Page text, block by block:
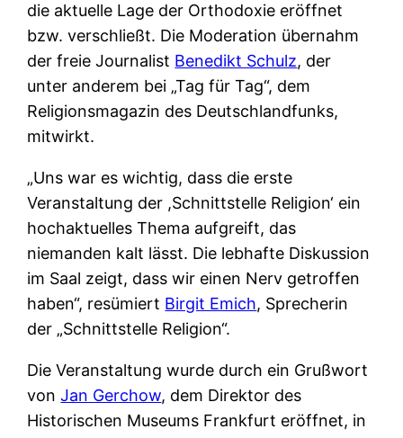
die aktuelle Lage der Orthodoxie eröffnet
bzw. verschließt. Die Moderation übernahm
der freie Journalist Benedikt Schulz, der
unter anderem bei „Tag für Tag“, dem
Religionsmagazin des Deutschlandfunks,
mitwirkt.
„Uns war es wichtig, dass die erste
Veranstaltung der ,Schnittstelle Religion‘ ein
hochaktuelles Thema aufgreift, das
niemanden kalt lässt. Die lebhafte Diskussion
im Saal zeigt, dass wir einen Nerv getroffen
haben“, resümiert Birgit Emich, Sprecherin
der „Schnittstelle Religion“.
Die Veranstaltung wurde durch ein Grußwort
vonJan Gerchow, dem Direktor des
Historischen Museums Frankfurt eröffnet, in